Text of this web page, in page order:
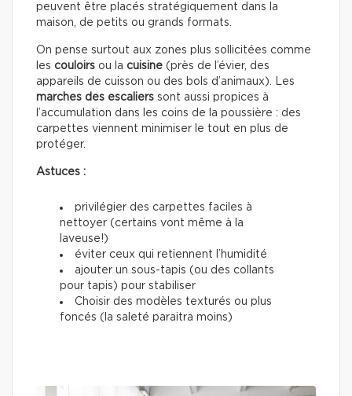
peuvent être placés stratégiquement dans la
maison, de petits ou grands formats.
On pense surtout aux zones plus sollicitées comme
les couloirs ou la cuisine (près de l’évier, des
appareils de cuisson ou des bols d’animaux). Les
marches des escaliers sont aussi propices à
l’accumulation dans les coins de la poussière : des
carpettes viennent minimiser le tout en plus de
protéger.
Astuces :
privilégier des carpettes faciles à
nettoyer (certains vont même à la
laveuse!)
éviter ceux qui retiennent l’humidité
ajouter un sous-tapis (ou des collants
pour tapis) pour stabiliser
Choisir des modèles texturés ou plus
foncés (la saleté paraitra moins)